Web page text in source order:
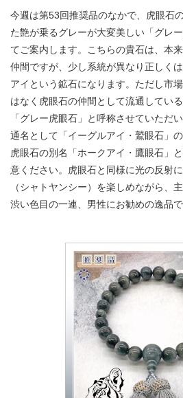
今週は第53回推奨品のなかで、虎眼石
た艶が乗るグレーが大変美しい「グレ
てご案内します。こちらの貴石は、本
仲間ですが、少し系統が異なり正しく
アイという鉱石になります。ただし市
はなく虎眼石の仲間として流通してい
「グレー虎眼石」と呼称させていただ
通名として「イーグルアイ・鷲眼石」
虎眼石の別名「ホークアイ・鷹眼石」
意ください。虎眼石と同様に光の反射
（シャトヤンシー）を楽しめながら、
渋い色目の一連、男性にお勧めの逸品で